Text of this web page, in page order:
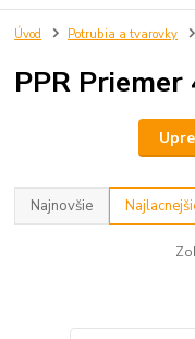
Úvod Potrubia a tvarovky
PPR Priemer
Najnovšie